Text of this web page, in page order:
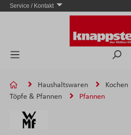
Zum Hauptinhalt springen
Service / Kontakt
Haushaltswaren
Kochen
Töpfe & Pfannen
Pfannen